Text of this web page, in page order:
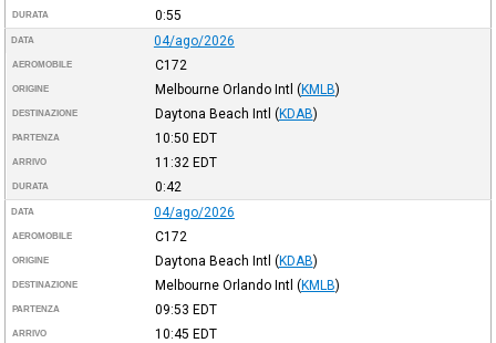
DURATA 0:55
DATA 04/ago/2026
AEROMOBILE C172
ORIGINE Melbourne Orlando Intl (KMLB)
DESTINAZIONE Daytona Beach Intl (KDAB)
PARTENZA 10:50 EDT
ARRIVO 11:32 EDT
DURATA 0:42
DATA 04/ago/2026
AEROMOBILE C172
ORIGINE Daytona Beach Intl (KDAB)
DESTINAZIONE Melbourne Orlando Intl (KMLB)
PARTENZA 09:53 EDT
ARRIVO 10:45 EDT